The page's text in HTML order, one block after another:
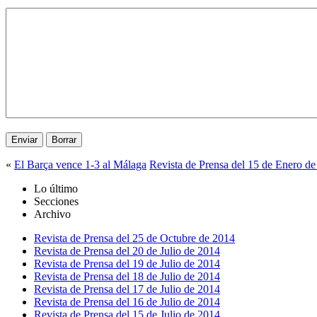
« El Barça vence 1-3 al Málaga Revista de Prensa del 15 de Enero
Lo último
Secciones
Archivo
Revista de Prensa del 25 de Octubre de 2014
Revista de Prensa del 20 de Julio de 2014
Revista de Prensa del 19 de Julio de 2014
Revista de Prensa del 18 de Julio de 2014
Revista de Prensa del 17 de Julio de 2014
Revista de Prensa del 16 de Julio de 2014
Revista de Prensa del 15 de Julio de 2014